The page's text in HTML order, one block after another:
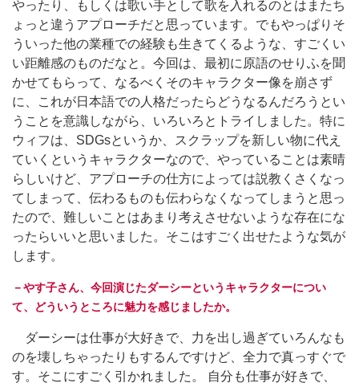
やったり、もしくは歌い手として歌を入れるのとはまたち
ょっと違うアプローチだと思っています。でもやっぱりそ
ういった他の業種での経験も生きてくるような、すごくい
い距離感のものだなと。今回は、最初に原語のせりふを聞
かせてもらって、なるべくそのキャラクター像を崩さず
に、これが日本語での人格だったらどうなるんだろうとい
うことを意識しながら、いろいろとトライしました。特に
ウィフは、SDGsというか、スクラップを新しい物に代え
ていくというキャラクターなので、やっていることは素晴
らしいけど、アプローチの仕方によっては説教くさくなっ
てしまって、伝わるものも伝わらなくなってしまうと思っ
たので、難しいことはあまり考えさせないような存在にな
ったらいいと思いました。そこはすごく出せたような気が
します。
－やす子さん、今回演じたダーシーというキャラクターについ
て、どういうところに魅力を感じましたか。
ダーシーは仕事が大好きで、力を出し過ぎていろんなも
のを壊しちゃったりもするんですけど、全力で真っすぐで
す。そこにすごく引かれました。 自分も仕事が好きで、